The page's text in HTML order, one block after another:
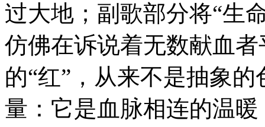
过大地；副歌部分将“生
仿佛在诉说着无数献血
的“红”，从来不是抽象
量：它是血脉相连的温